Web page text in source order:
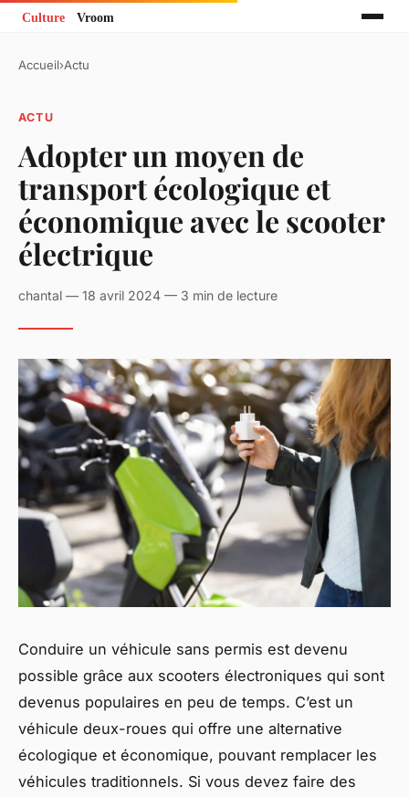
Accueil›Actu
ACTU
Adopter un moyen de
transport écologique et
économique avec le scooter
électrique
chantal — 18 avril 2024 — 3 min de lecture
Conduire un véhicule sans permis est devenu
possible grâce aux scooters électroniques qui sont
devenus populaires en peu de temps. C’est un
véhicule deux-roues qui offre une alternative
écologique et économique, pouvant remplacer les
véhicules traditionnels. Si vous devez faire des